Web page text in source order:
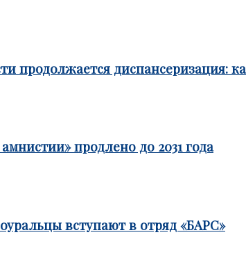
продолжается диспансеризация:
продлено до 2031 года
вступают в отряд «БАРС»